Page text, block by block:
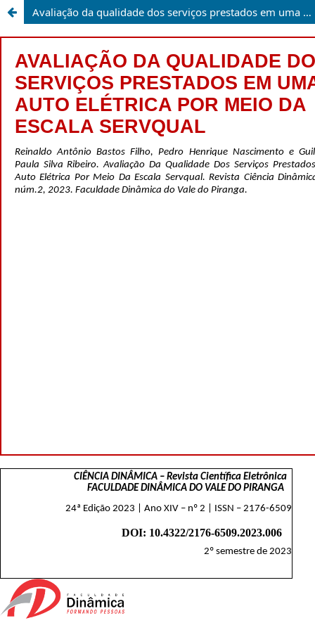
Avaliação da qualidade dos serviços prestados em uma auto elétrica por meio da escala servqual